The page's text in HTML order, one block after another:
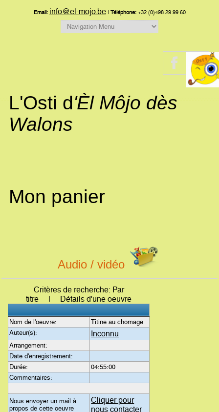
Email: info@el-mojo.be| Téléphone:+32 (0)498 29 99 60
L'Osti d'Èl Môjo dès
Walons
Mon panier
Audio / vidéo
Critères de recherche: Par
titre | Détails d'une oeuvre
Nom de l'oeuvre:
Titine au chomage
Auteur(s):
Inconnu
Arrangement:
Date d'enregistrement:
Durée:
04:55:00
Commentaires:
Nous envoyer un mail à
propos de cette oeuvre
Cliquer pour
nous contacter